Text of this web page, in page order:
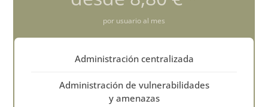
por usuario al mes
Administración centralizada
Administración de vulnerabilidades
y amenazas